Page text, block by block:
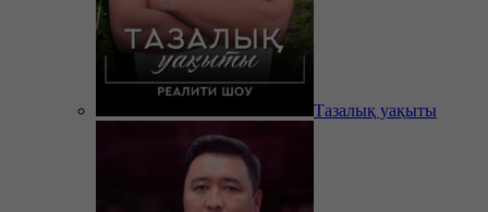
Тазалық уақыты